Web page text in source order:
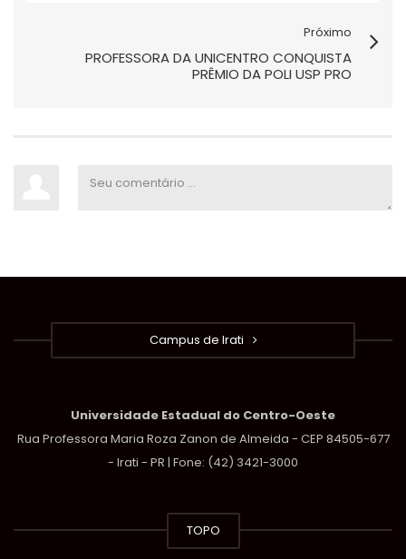
Próximo
PROFESSORA DA UNICENTRO CONQUISTA
PRÊMIO DA POLI USP PRO
Campus de Irati
Universidade Estadual do Centro-Oeste
Rua Professora Maria Roza Zanon de Almeida - CEP 84505-677
- Irati - PR | Fone: (42) 3421-3000
TOPO